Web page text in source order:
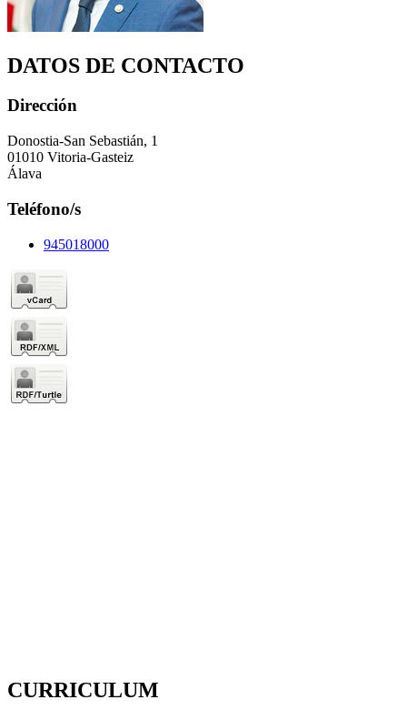
DATOS DE CONTACTO
Dirección
Donostia-San Sebastián, 1
01010 Vitoria-Gasteiz
Álava
Teléfono/s
945018000
CURRICULUM